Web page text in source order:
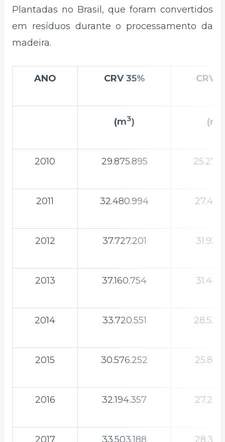
Plantadas no Brasil, que foram convertidos
em resíduos durante o processamento da
madeira.
ANO CRV 35% CRV
(m3) (m
2010 29.875.895
2011 32.480.994
2012 37.727.201
2013 37.160.754
2014 33.720.551
2015 30.576.252
2016 32.194.357
2017 33.503.188